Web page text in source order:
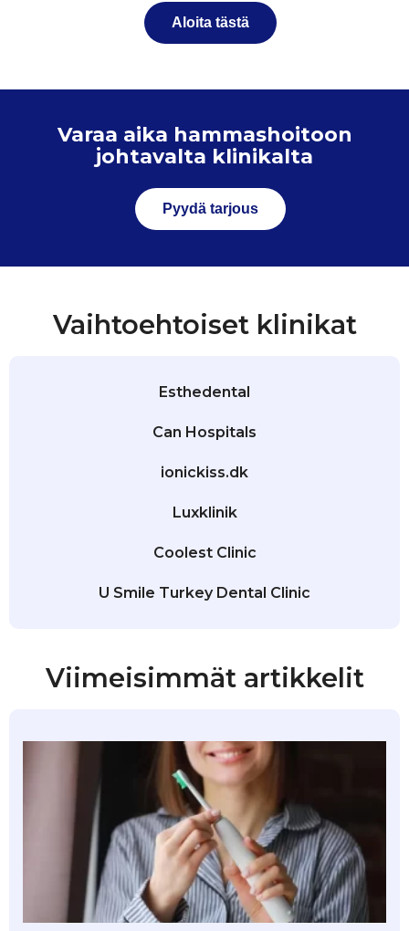
Aloita tästä
Varaa aika hammashoitoon
johtavalta klinikalta
Pyydä tarjous
Vaihtoehtoiset klinikat
Esthedental
Can Hospitals
ionickiss.dk
Luxklinik
Coolest Clinic
U Smile Turkey Dental Clinic
Viimeisimmät artikkelit